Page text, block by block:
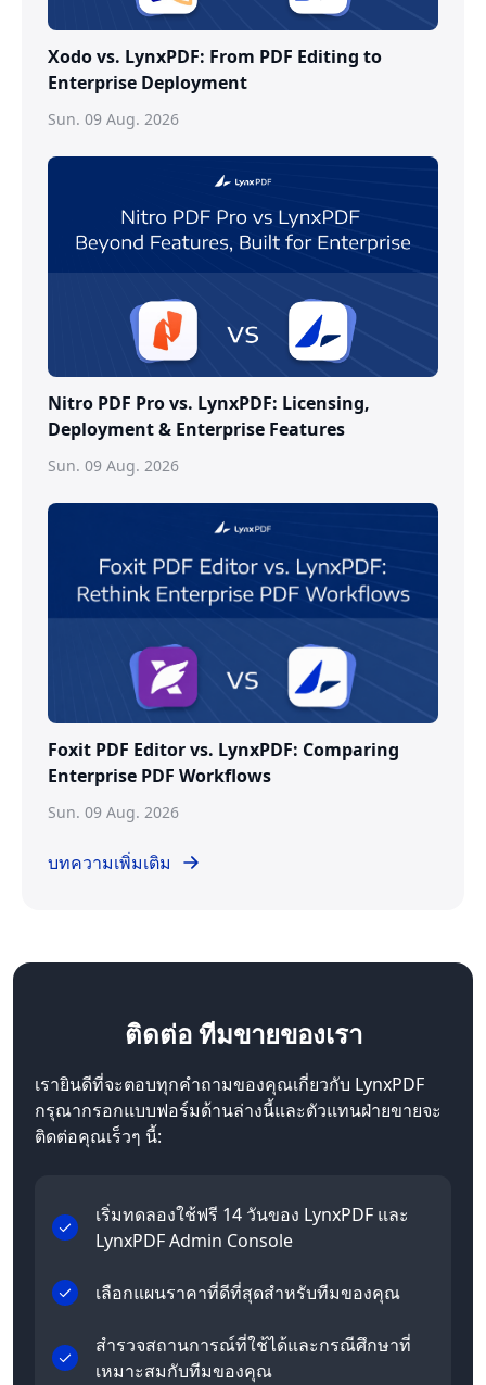
Xodo vs. LynxPDF: From PDF Editing to
Enterprise Deployment
Sun. 09 Aug. 2026
Nitro PDF Pro vs. LynxPDF: Licensing,
Deployment & Enterprise Features
Sun. 09 Aug. 2026
Foxit PDF Editor vs. LynxPDF: Comparing
Enterprise PDF Workflows
Sun. 09 Aug. 2026
บทความเพิ่มเติม
ติดต่อทีมขายของเรา
เรายินดีที่จะตอบทุกคำถามของคุณเกี่ยวกับ LynxPDF
กรุณากรอกแบบฟอร์มด้านล่างนี้และตัวแทนฝ่ายขายจะ
ติดต่อคุณเร็วๆ นี้:
เริ่มทดลองใช้ฟรี 14 วันของ LynxPDF และ
LynxPDF Admin Console
เลือกแผนราคาที่ดีที่สุดสำหรับทีมของคุณ
สำรวจสถานการณ์ที่ใช้ได้และกรณีศึกษาที่
เหมาะสมกับทีมของคุณ